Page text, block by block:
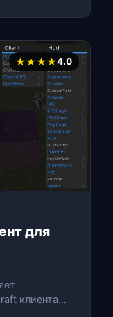
★★★★4.0
для
клиента